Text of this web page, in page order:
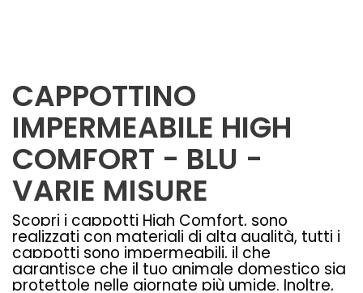
CAPPOTTINO
IMPERMEABILE HIGH
COMFORT - BLU -
VARIE MISURE
Scopri i cappotti High Comfort, sono
realizzati con materiali di alta qualità, tutti i
cappotti sono impermeabili, il che
garantisce che il tuo animale domestico sia
protettole nelle giornate più umide. Inoltre,